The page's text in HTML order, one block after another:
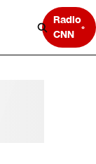
Radio
CNN